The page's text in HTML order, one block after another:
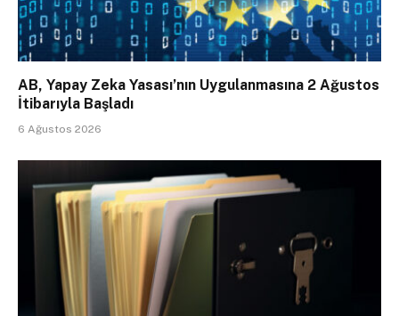
AB, Yapay Zeka Yasası’nın Uygulanmasına 2 Ağustos
İtibarıyla Başladı
6 Ağustos 2026